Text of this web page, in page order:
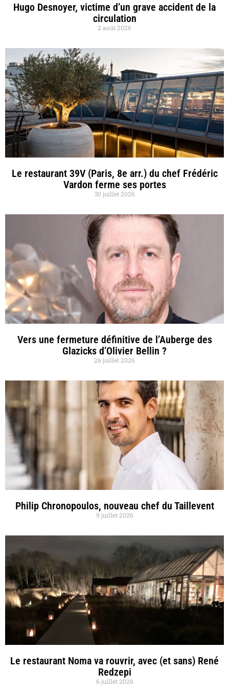
Hugo Desnoyer, victime d’un grave accident de la
circulation
2 août 2026
Le restaurant 39V (Paris, 8e arr.) du chef Frédéric
Vardon ferme ses portes
30 juillet 2026
Vers une fermeture définitive de l’Auberge des
Glazicks d’Olivier Bellin ?
26 juillet 2026
Philip Chronopoulos, nouveau chef du Taillevent
9 juillet 2026
Le restaurant Noma va rouvrir, avec (et sans) René
Redzepi
6 juillet 2026